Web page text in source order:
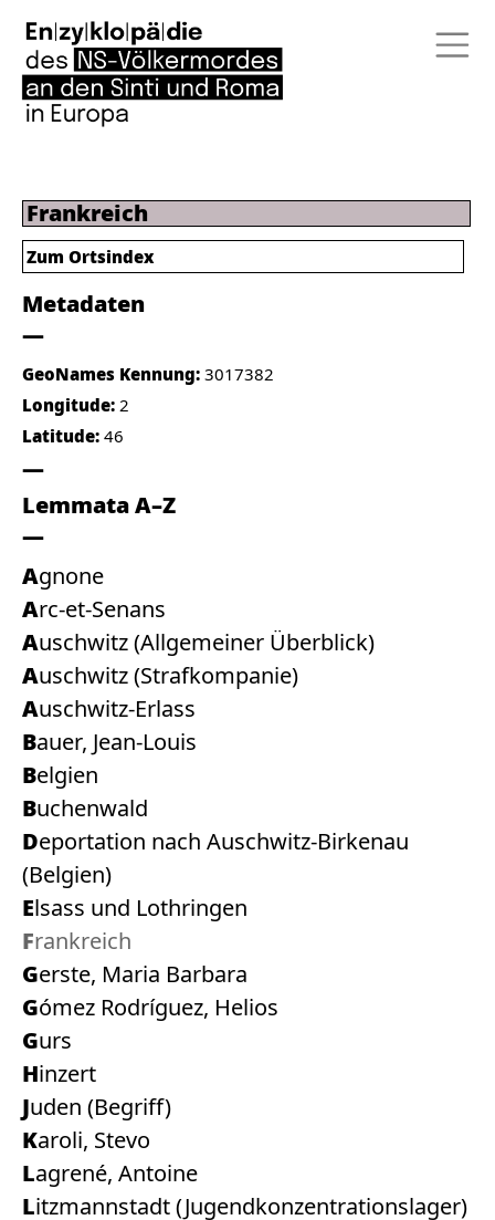
Frankreich
Metadaten
GeoNames Kennung: 3017382
Longitude: 2
Latitude: 46
Lemmata A–Z
Agnone
Arc-et-Senans
Auschwitz (Allgemeiner Überblick)
Auschwitz (Strafkompanie)
Auschwitz-Erlass
Bauer, Jean-Louis
Belgien
Buchenwald
Deportation nach Auschwitz-Birkenau
(Belgien)
Elsass und Lothringen
Frankreich
Gerste, Maria Barbara
Gómez Rodríguez, Helios
Gurs
Hinzert
Juden (Begriff)
Karoli, Stevo
Lagrené, Antoine
Litzmannstadt (Jugendkonzentrationslager)
Zum Ortsindex